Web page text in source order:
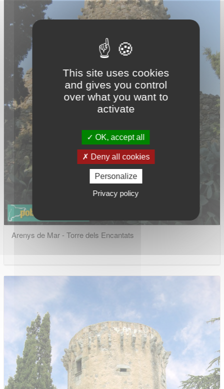
Arenys de Mar - Torre dels Encantats
This site uses cookies
and gives you control
over what you want to
activate
OK, accept all
Deny all cookies
Personalize
Privacy policy